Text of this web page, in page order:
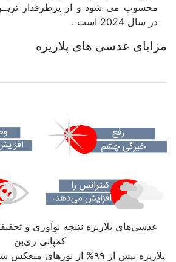
محسوب می شود و از پرطرفدار
در سال 2024 است .
مزایای عدسی های پلاریزه
کمپانی ری‌بن
پلاریزه بیش از ۹۹% از نورهای منعکس شده را مسدود می‌کند..